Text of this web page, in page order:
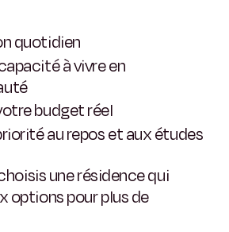
quotidien
à vivre en
budget réel
au repos et aux études
une résidence qui
options pour plus de